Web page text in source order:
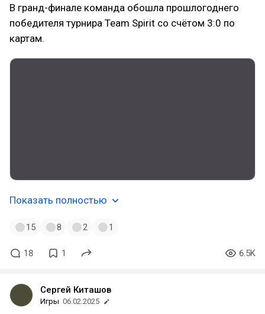
В гранд-финале команда обошла прошлогоднего
победителя турнира Team Spirit со счётом 3:0 по
картам.
Показать полностью
15 8 2 1
18 1 6.5K
Сергей Киташов
Игры 06.02.2025